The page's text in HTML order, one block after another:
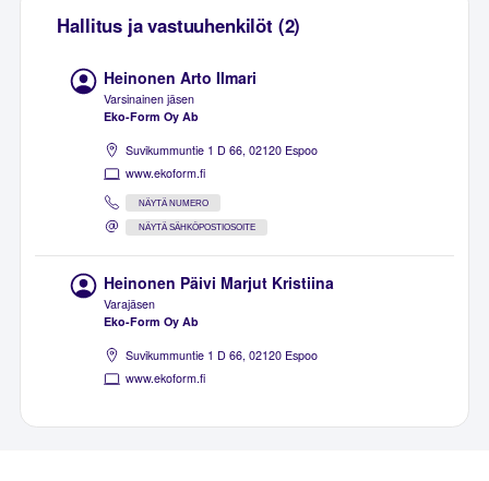
Hallitus ja vastuuhenkilöt (2)
Heinonen Arto Ilmari
Varsinainen jäsen
Eko-Form Oy Ab
Suvikummuntie 1 D 66, 02120 Espoo
www.ekoform.fi
NÄYTÄ NUMERO
NÄYTÄ SÄHKÖPOSTIOSOITE
Heinonen Päivi Marjut Kristiina
Varajäsen
Eko-Form Oy Ab
Suvikummuntie 1 D 66, 02120 Espoo
www.ekoform.fi